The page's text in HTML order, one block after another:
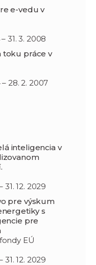
e-vedu v
31. 3. 2008
toku práce v
28. 2. 2007
inteligencia v
31. 12. 2029
pre výskum
s
pre
EÚ
31. 12. 2029